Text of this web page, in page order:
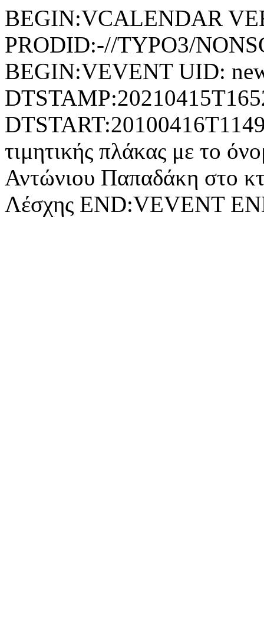
BEGIN:VCALENDAR
PRODID:-//TYPO3/
BEGIN:VEVENT UID:
τιμητικής πλάκας με το
Αντώνιου Παπαδάκη στο
Λέσχης END:VEVENT